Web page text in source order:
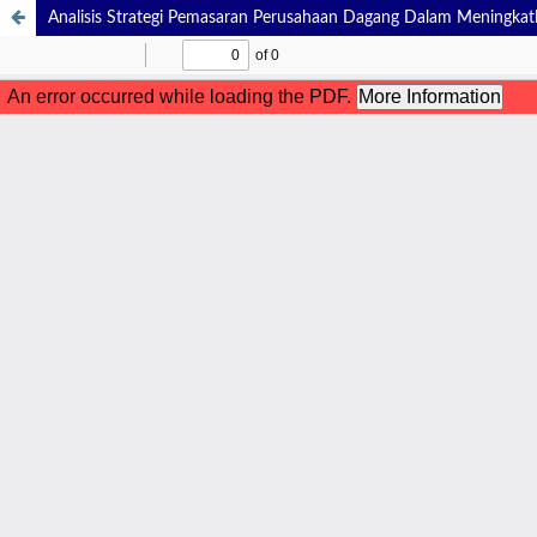
Analisis Strategi Pemasaran Perusahaan Dagang Dalam